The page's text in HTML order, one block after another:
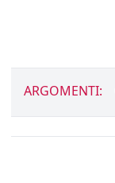
ARGOMENTI: